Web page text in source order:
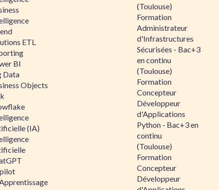
ETL
BI
Data
Objects
(IA)
(Toulouse)
Formation
Administrateur
d'Infrastructures
Sécurisées - Bac+3
en continu
(Toulouse)
Formation
Concepteur
Développeur
d'Applications
Python - Bac+3 en
continu
(Toulouse)
Formation
Concepteur
Développeur